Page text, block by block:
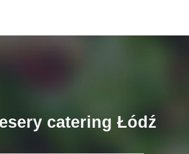
catering Łódź